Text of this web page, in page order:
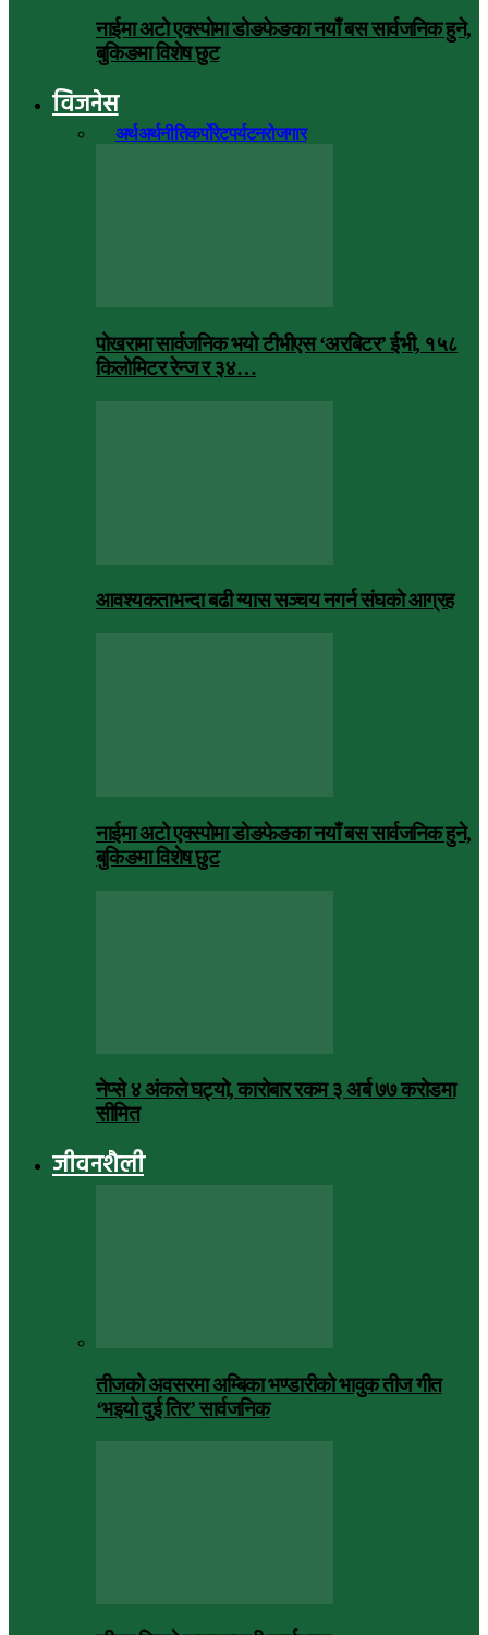
नाईमा अटो एक्स्पोमा डोङफेङका नयाँ बस सार्वजनिक हुने,
बुकिङमा विशेष छुट
विजनेस
अर्थअर्थनीतिकर्पोरेटपर्यटनरोजगार
पोखरामा सार्वजनिक भयो टीभीएस ‘अरबिटर’ ईभी, १५८
किलोमिटर रेन्ज र ३४…
आवश्यकताभन्दा बढी ग्यास सञ्चय नगर्न संघकाे आग्रह
नाईमा अटो एक्स्पोमा डोङफेङका नयाँ बस सार्वजनिक हुने,
बुकिङमा विशेष छुट
नेप्से ४ अंकले घट्यो, कारोबार रकम ३ अर्ब ७७ करोडमा
सीमित
जीवनशैली
तीजको अवसरमा अम्बिका भण्डारीको भावुक तीज गीत
‘भइयो दुई तिर’ सार्वजनिक